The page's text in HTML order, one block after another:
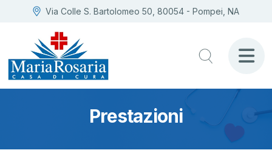
Via Colle S. Bartolomeo 50, 80054 - Pompei, NA
Prestazioni